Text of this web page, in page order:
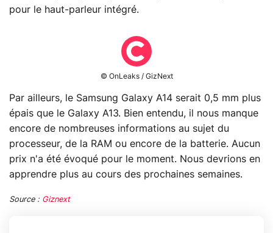
pour le haut-parleur intégré.
© OnLeaks / GizNext
Par ailleurs, le Samsung Galaxy A14 serait 0,5 mm plus
épais que le Galaxy A13. Bien entendu, il nous manque
encore de nombreuses informations au sujet du
processeur, de la RAM ou encore de la batterie. Aucun
prix n'a été évoqué pour le moment. Nous devrions en
apprendre plus au cours des prochaines semaines.
Source : Giznext